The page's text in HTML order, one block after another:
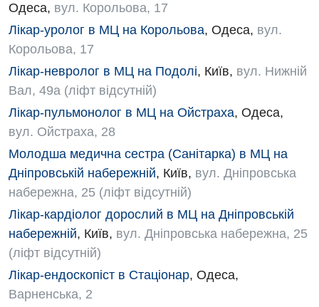
Одеса, вул. Корольова, 17
Лікар-уролог в МЦ на Корольова, Одеса, вул.
Корольова, 17
Лікар-невролог в МЦ на Подолі, Київ, вул. Нижній
Вал, 49а (ліфт відсутній)
Лікар-пульмонолог в МЦ на Ойстраха, Одеса,
вул. Ойстраха, 28
Молодша медична сестра (Санітарка) в МЦ на
Дніпровській набережній, Київ, вул. Дніпровська
набережна, 25 (ліфт відсутній)
Лікар-кардіолог дорослий в МЦ на Дніпровській
набережній, Київ, вул. Дніпровська набережна, 25
(ліфт відсутній)
Лікар-ендоскопіст в Стаціонар, Одеса,
Варненська, 2